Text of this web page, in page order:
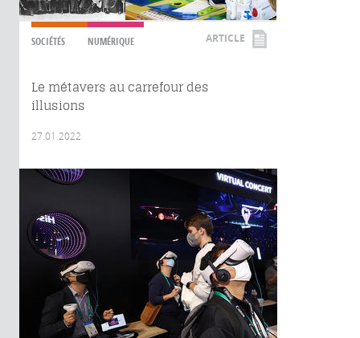
SOCIÉTÉS NUMÉRIQUE ARTICLE
Le métavers au carrefour des
illusions
27.01.2022